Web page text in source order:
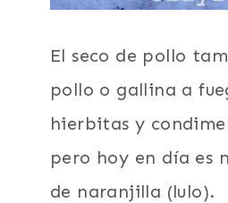
El seco de pollo
pollo o gallina a
hierbitas y
pero hoy en día es
de naranjilla (lulo).